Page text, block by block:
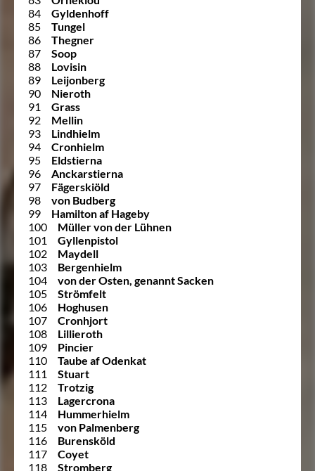
84
Gyldenhoff
85
Tungel
86
Thegner
87
Soop
88
Lovisin
89
Leijonberg
90
Nieroth
91
Grass
92
Mellin
93
Lindhielm
94
Cronhielm
95
Eldstierna
96
Anckarstierna
97
Fägerskiöld
98
von Budberg
99
Hamilton af Hageby
100
Müller von der Lühnen
101
Gyllenpistol
102
Maydell
103
Bergenhielm
104
von der Osten, genannt Sacken
105
Strömfelt
106
Hoghusen
107
Cronhjort
108
Lillieroth
109
Pincier
110
Taube af Odenkat
111
Stuart
112
Trotzig
113
Lagercrona
114
Hummerhielm
115
von Palmenberg
116
Burensköld
117
Coyet
118
Stromberg